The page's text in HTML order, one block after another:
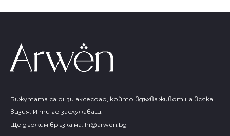
Бижутата са онзи аксесоар, който вдъхва живот на всяка
визия. И ти го заслужаваш.
Ще държим връзка на: hi@arwen.bg